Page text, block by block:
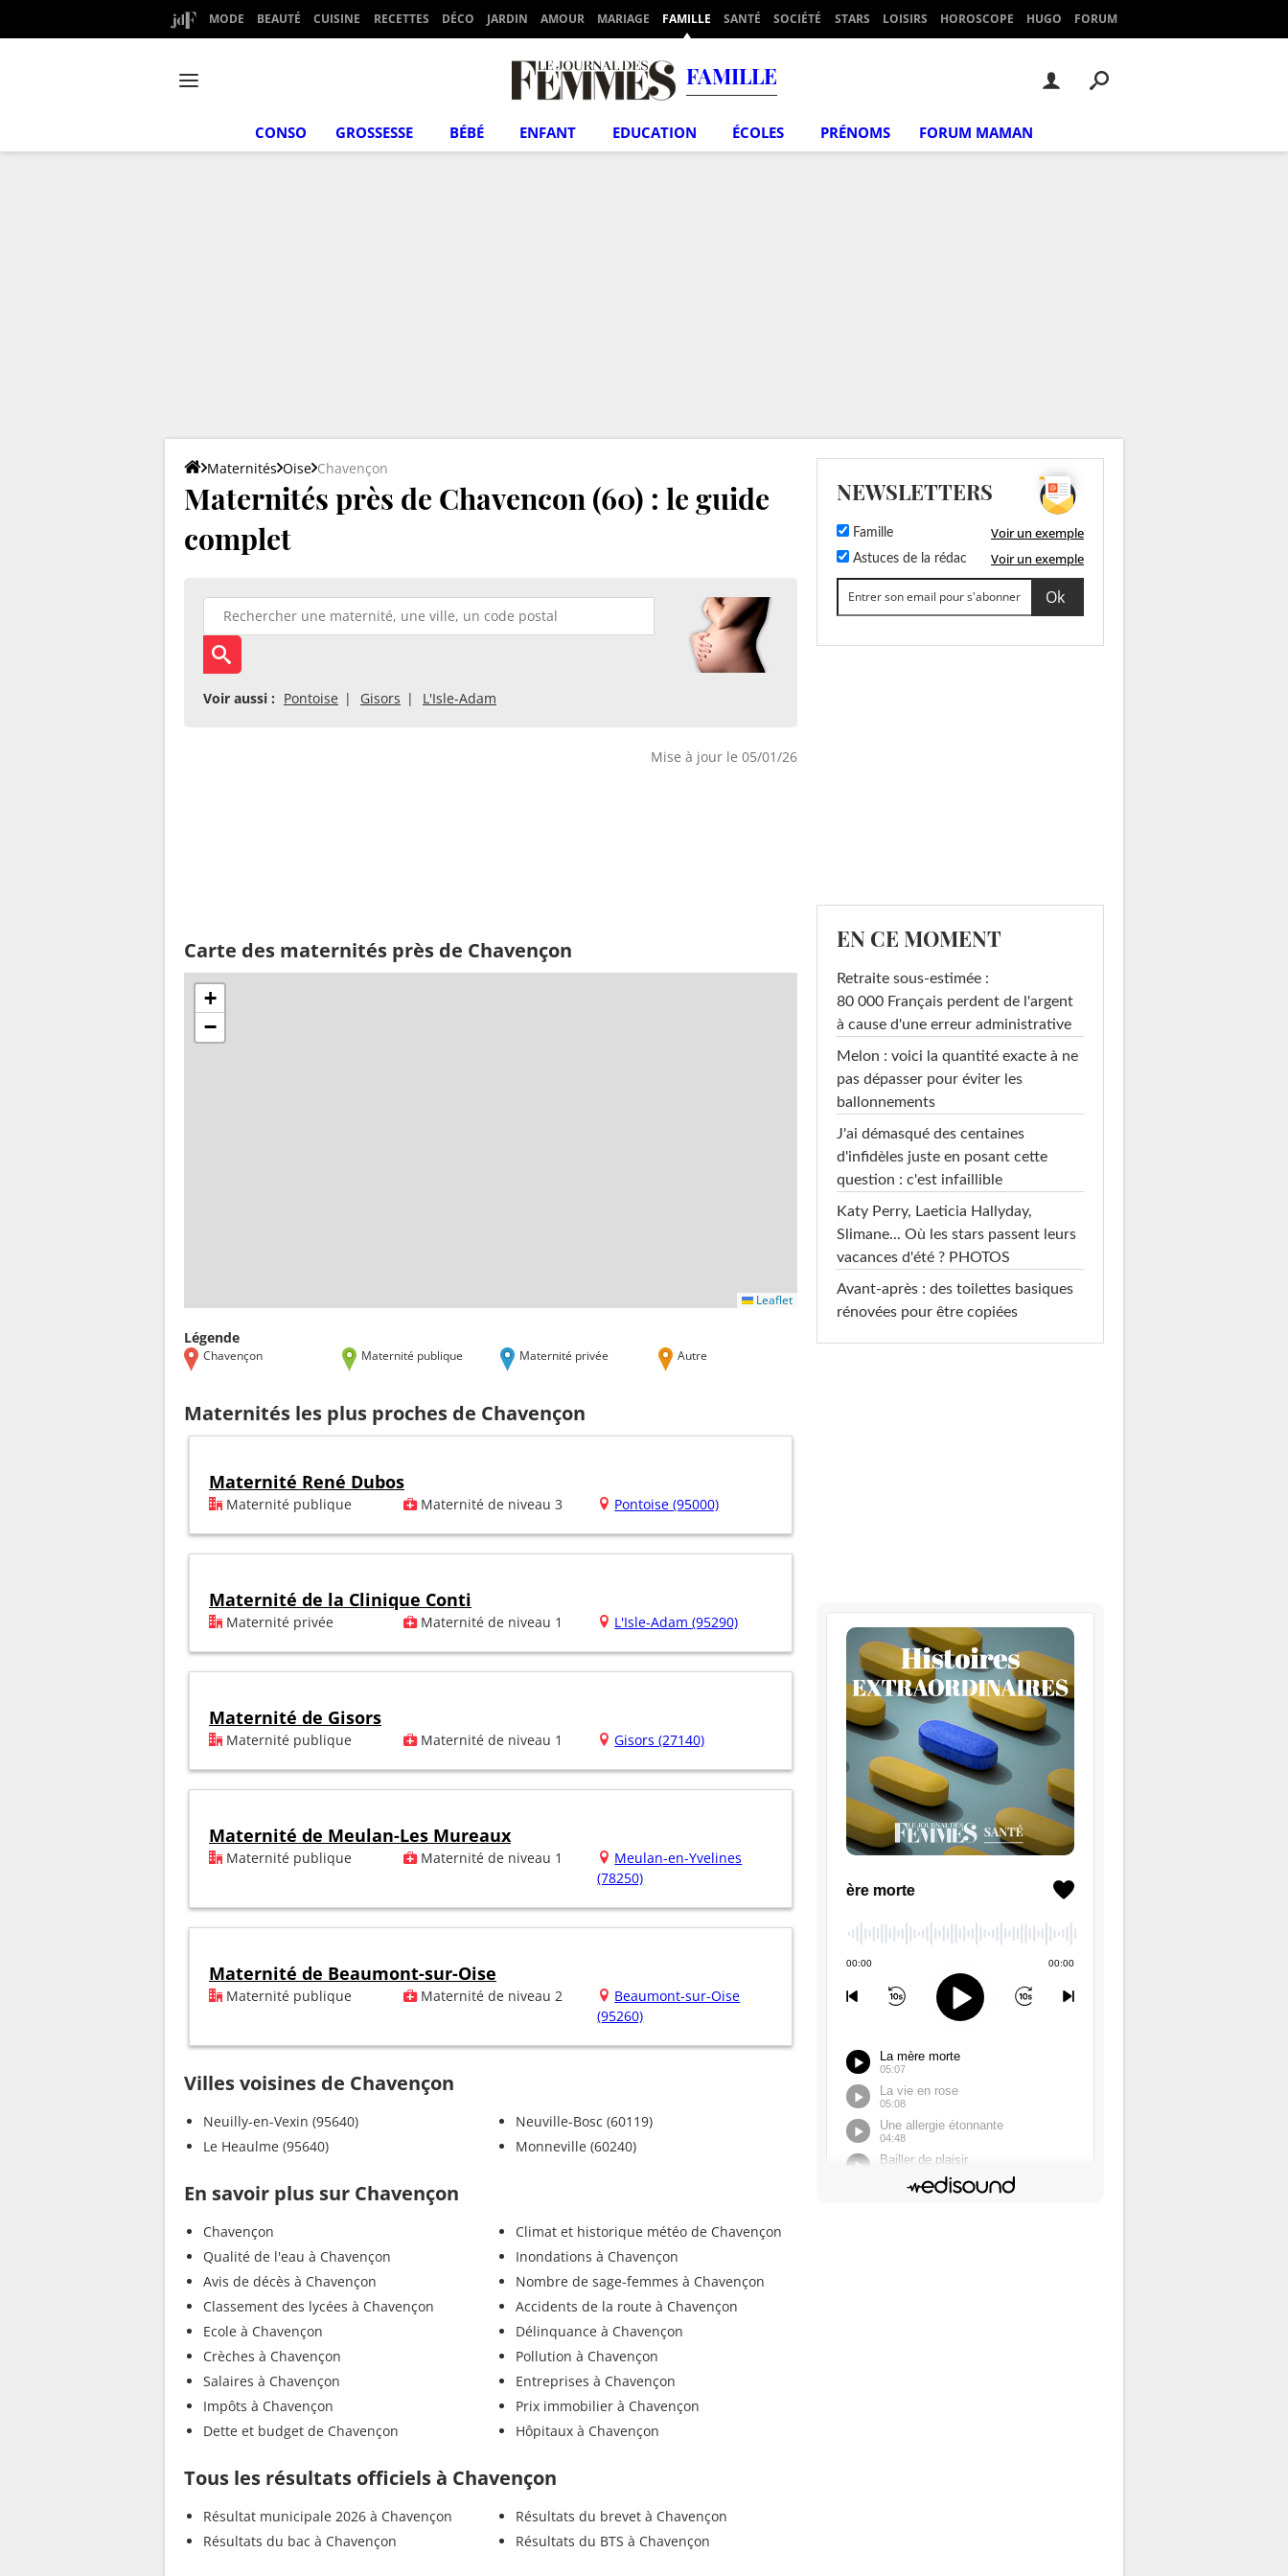
MODE BEAUTÉ CUISINE RECETTES DÉCO JARDIN AMOUR MARIAGE FAMILLE SANTÉ SOCIÉTÉ STARS LOISIRS HOROSCOPE HUGO FORUM
FAMILLE
CONSO GROSSESSE BÉBÉ ENFANT EDUCATION ÉCOLES PRÉNOMS FORUM MAMAN
Maternités Oise Chavençon
Maternités près de Chavencon (60) : le guide
complet
Voir aussi : Pontoise Gisors L'Isle-Adam
Mise à jour le 05/01/26
Carte des maternités près de Chavençon
+
−
Leaflet
Légende
Chavençon Maternité publique Maternité privée Autre
Maternités les plus proches de Chavençon
Maternité René Dubos
Maternité publique Maternité de niveau 3 Pontoise (95000)
Maternité de la Clinique Conti
Maternité privée Maternité de niveau 1 L'Isle-Adam (95290)
Maternité de Gisors
Maternité publique Maternité de niveau 1 Gisors (27140)
Maternité de Meulan-Les Mureaux
Maternité publique Maternité de niveau 1
Meulan-en-Yvelines
(78250)
Maternité de Beaumont-sur-Oise
Maternité publique Maternité de niveau 2
Beaumont-sur-Oise
(95260)
Villes voisines de Chavençon
Neuilly-en-Vexin (95640)
Le Heaulme (95640)
Neuville-Bosc (60119)
Monneville (60240)
En savoir plus sur Chavençon
Chavençon
Qualité de l'eau à Chavençon
Avis de décès à Chavençon
Classement des lycées à Chavençon
Ecole à Chavençon
Crèches à Chavençon
Salaires à Chavençon
Impôts à Chavençon
Dette et budget de Chavençon
Climat et historique météo de Chavençon
Inondations à Chavençon
Nombre de sage-femmes à Chavençon
Accidents de la route à Chavençon
Délinquance à Chavençon
Pollution à Chavençon
Entreprises à Chavençon
Prix immobilier à Chavençon
Hôpitaux à Chavençon
Tous les résultats officiels à Chavençon
Résultat municipale 2026 à Chavençon
Résultats du bac à Chavençon
Résultats du brevet à Chavençon
Résultats du BTS à Chavençon
NEWSLETTERS
Famille Voir un exemple
Astuces de la rédac Voir un exemple
EN CE MOMENT
Retraite sous-estimée :
80 000 Français perdent de l'argent
à cause d'une erreur administrative
Melon : voici la quantité exacte à ne
pas dépasser pour éviter les
ballonnements
J'ai démasqué des centaines
d'infidèles juste en posant cette
question : c'est infaillible
Katy Perry, Laeticia Hallyday,
Slimane... Où les stars passent leurs
vacances d'été ? PHOTOS
Avant-après : des toilettes basiques
rénovées pour être copiées